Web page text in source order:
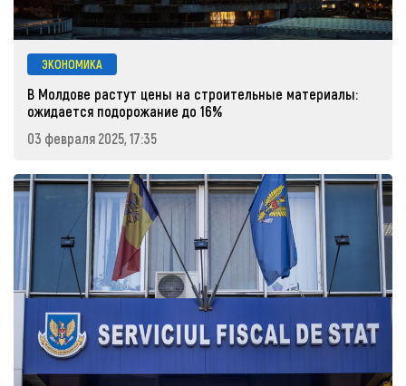
ЭКОНОМИКА
В Молдове растут цены на строительные материалы:
ожидается подорожание до 16%
03 февраля 2025, 17:35